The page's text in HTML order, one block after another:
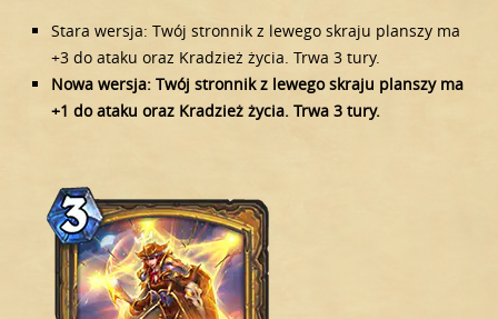
Stara wersja: Twój stronnik z lewego skraju planszy ma
+3 do ataku oraz Kradzież życia. Trwa 3 tury.
Nowa wersja: Twój stronnik z lewego skraju planszy ma
+1 do ataku oraz Kradzież życia. Trwa 3 tury.